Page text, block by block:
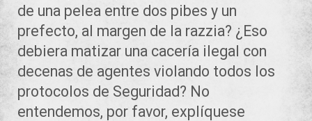
de una pelea entre dos pibes y un
prefecto, al margen de la razzia? ¿Eso
debiera matizar una cacería ilegal con
decenas de agentes violando todos los
protocolos de Seguridad? No
entendemos, por favor, explíquese